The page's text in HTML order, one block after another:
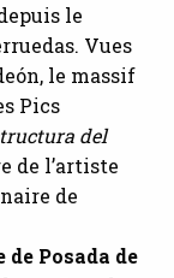
le
Vues
le massif
Pics
del
de l’artiste
de
Posada de